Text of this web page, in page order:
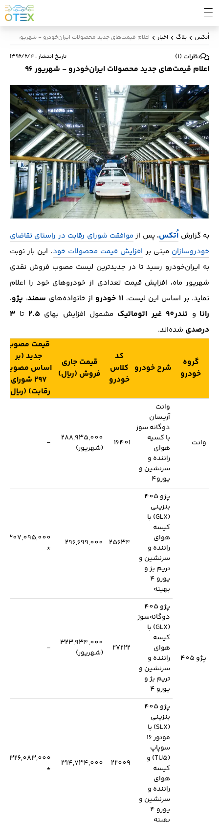
اُتکس بلاگ اخبار اعلام قیمت‌های جدید محصولات ایران‌خودرو - شهریور 96
نظرات (
1
) تاریخ انتشار: ۱۳۹۶/۶/۴
اعلام قیمت‌های جدید محصولات ایران‌خودرو - شهریور 96
به گزارش اُتکس، پس ازموافقت شورای رقابت در راستای تقاضای
خودروسازان مبنی بر افزایش قیمت محصولات خود، این بار نوبت
به ایران‌خودرو رسید تا در جدید‌ترین لیست مصوب فروش نقدی
شهریور ماه، افزایش قیمت تعدادی از خودرو‌های خود را اعلام
نماید. بر اساس این لیست، 11 خودرو از خانواده‌های سمند، پژو،
رانا و تندر90 غیر اتوماتیک مشمول افزایش بهای2.5 تا 3
درصدی شده‌اند.
گروه
خودرو
شرح خودرو
کد
کلاس
خودرو
قیمت جاری
فروش (ریال)
قیمت مصوب
جدید (بر
اساس مصوبه
297 شورای
رقابت) (ریال)
وانت
وانت
آریسان
دوگانه سوز
با کسیه
هوای
راننده و
سرنشین و
یورو4
16401
288,935,000
(شهریور)
-
پژو 405
پژو 405
بنزینی
(GLX) با
کیسه
هوای
راننده و
سرنشین و
تریم بژ و
یورو 4
بهینه
25634
296,699,000
307,095,000
*
پژو 405
دوگانه‌سوز
(GLX) با
کیسه
هوای
راننده و
سرنشین و
تریم بژ و
یورو 4
27222
323,934,000
(شهریور)
-
پژو 405
بنزینی
(SLX) با
موتور 16
سوپاپ
(TU5) و
کیسه
هوای
راننده و
سرنشین و
یورو 4
22009
314,734,000
326,083,000
*